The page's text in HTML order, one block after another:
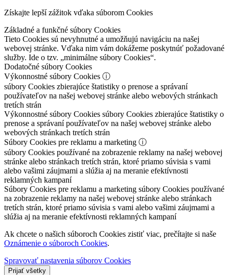
Získajte lepší zážitok vďaka súborom Cookies
Základné a funkčné súbory Cookies
Tieto Cookies sú nevyhnutné a umožňujú navigáciu na našej
webovej stránke. Vďaka nim vám dokážeme poskytnúť požadované
služby. Ide o tzv. „minimálne súbory Cookies“.
Dodatočné súbory Cookies
Výkonnostné súbory Cookies ⓘ
súbory Cookies zbierajúce štatistiky o prenose a správaní
používateľov na našej webovej stránke alebo webových stránkach
tretích strán
Výkonnostné súbory Cookies súbory Cookies zbierajúce štatistiky o
prenose a správaní používateľov na našej webovej stránke alebo
webových stránkach tretích strán
Súbory Cookies pre reklamu a marketing ⓘ
súbory Cookies používané na zobrazenie reklamy na našej webovej
stránke alebo stránkach tretích strán, ktoré priamo súvisia s vami
alebo vašimi záujmami a slúžia aj na meranie efektívnosti
reklamných kampaní
Súbory Cookies pre reklamu a marketing súbory Cookies používané
na zobrazenie reklamy na našej webovej stránke alebo stránkach
tretích strán, ktoré priamo súvisia s vami alebo vašimi záujmami a
slúžia aj na meranie efektívnosti reklamných kampaní
Ak chcete o našich súboroch Cookies zistiť viac, prečítajte si naše
Oznámenie o súboroch Cookies.
Spravovať nastavenia súborov Cookies
Prijať všetky